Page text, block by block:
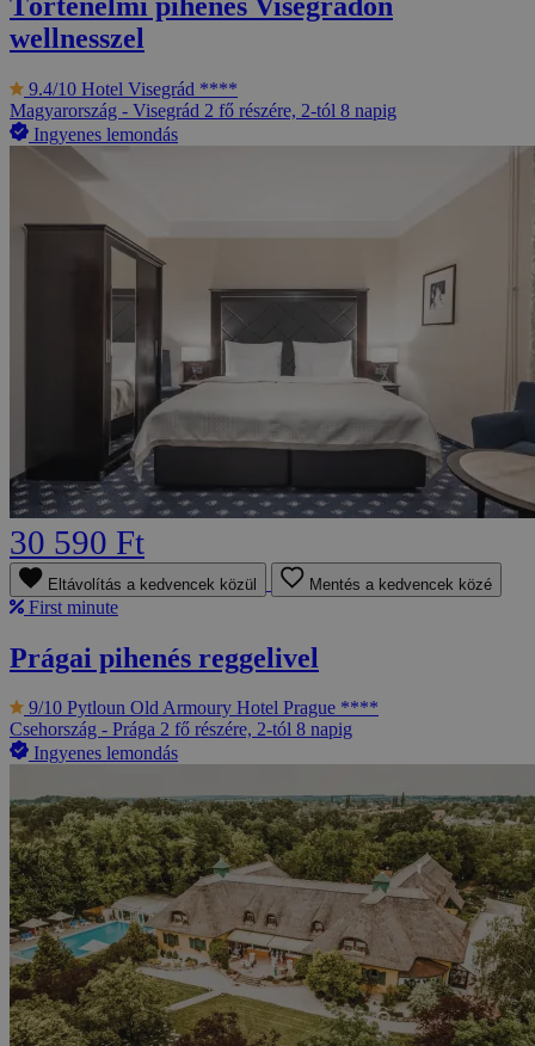
wellnesszel
9.4/10 Hotel Visegrád ****
Magyarország - Visegrád 2 fő részére, 2-tól 8 napig
Ingyenes lemondás
30 590 Ft
Eltávolítás a kedvencek közül Mentés a kedvencek közé
First minute
Prágai pihenés reggelivel
9/10 Pytloun Old Armoury Hotel Prague ****
Csehország - Prága 2 fő részére, 2-tól 8 napig
Ingyenes lemondás